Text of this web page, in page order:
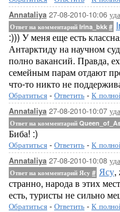
Annataliya 27-08-2010-10:06
Ответ на комментарий Irina_bkk #
:))) У меня еще есть
Антарктиду на научном
полно вакансий. Правда,
семейным парам отдают
что-то никто не
Обратиться - Ответить - К
Annataliya 27-08-2010-10:07
Ответ на комментарий
Биба! :)
Обратиться - Ответить - К
Annataliya 27-08-2010-10:08
Ответ на комментарий Ясу # Ясу,
странно, народа в этих
есть, туристы не сильно
Обратиться - Ответить - К